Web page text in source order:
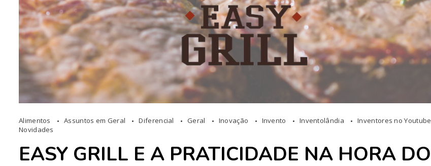
Alimentos Assuntos em Geral Diferencial Geral Inovação Invento Inventolândia
Inventores no Youtube
Novidades
EASY GRILL E A PRATICIDADE NA HORA DO